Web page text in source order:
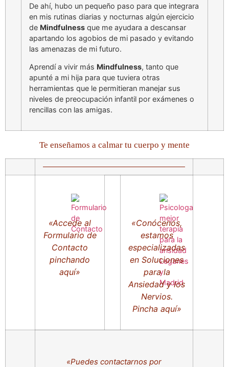
De ahí, hubo un pequeño paso para que integrara
en mis rutinas diarias y nocturnas algún ejercicio
de Mindfulness que me ayudara a descansar
apartando los agobios de mi pasado y evitando
las amenazas de mi futuro.
Aprendí a vivir más Mindfulness, tanto que
apunté a mi hija para que tuviera otras
herramientas que le permitieran manejar sus
niveles de preocupación infantil por exámenes o
rencillas con las amigas.
Te enseñamos a calmar tu cuerpo y mente
«Accede al
Formulario de
Contacto
pinchando
aquí»
«Conócenos,
estamos
especializadas
en Soluciones
para la
Ansiedad y los
Nervios.
Pincha aquí»
«Puedes contactarnos por